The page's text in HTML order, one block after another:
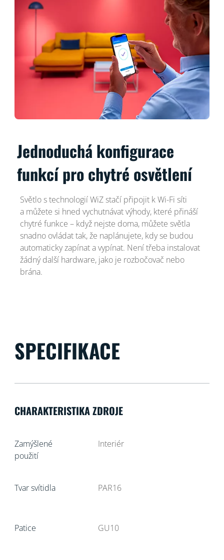
Jednoduchá konfigurace
funkcí pro chytré osvětlení
Světlo s technologií WiZ stačí připojit k Wi-Fi síti
a můžete si hned vychutnávat výhody, které přináší
chytré funkce – když nejste doma, můžete světla
snadno ovládat tak, že naplánujete, kdy se budou
automaticky zapínat a vypínat. Není třeba instalovat
žádný další hardware, jako je rozbočovač nebo
brána.
SPECIFIKACE
CHARAKTERISTIKA ZDROJE
Zamýšlené
použití
Interiér
Tvar svítidla PAR16
Patice GU10